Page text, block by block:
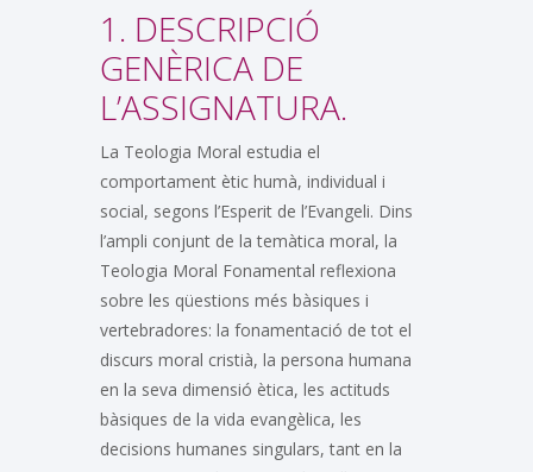
1. DESCRIPCIÓ
GENÈRICA DE
L’ASSIGNATURA.
La Teologia Moral estudia el
comportament ètic humà, individual i
social, segons l’Esperit de l’Evangeli. Dins
l’ampli conjunt de la temàtica moral, la
Teologia Moral Fonamental reflexiona
sobre les qüestions més bàsiques i
vertebradores: la fonamentació de tot el
discurs moral cristià, la persona humana
en la seva dimensió ètica, les actituds
bàsiques de la vida evangèlica, les
decisions humanes singulars, tant en la